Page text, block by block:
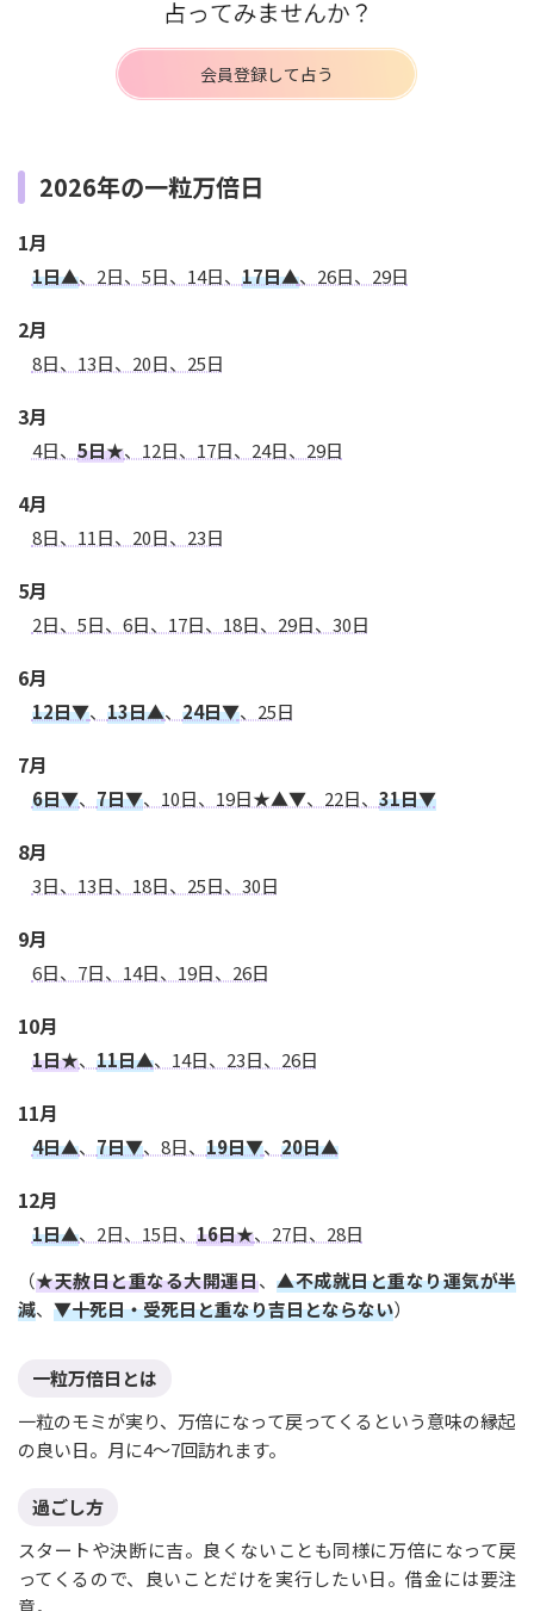
会員登録して占う
2026年の一粒万倍日
1月
1日▲、2日、5日、14日、 17日▲、26日、29日
2月
8日、13日、20日、25日
3月
4日、 5日★、12日、17日、24日、29日
4月
8日、11日、20日、23日
5月
2日、5日、6日、17日、18日、29日、30日
6月
12日▼、 13日▲、 24日▼、25日
7月
6日▼、 7日▼、10日、19日★▲▼、22日、 31日▼
8月
3日、13日、18日、25日、30日
9月
6日、7日、14日、19日、26日
10月
1日★、 11日▲、14日、23日、26日
11月
4日▲、 7日▼、8日、 19日▼、 20日▲
12月
1日▲、2日、15日、 16日★、27日、28日
（★天赦日と重なる大開運日、▲不成就日と重なり運気が半
減、 ▼十死日・受死日と重なり吉日とならない）
一粒万倍日とは
一粒のモミが実り、万倍になって戻ってくるという意味の縁起
の良い日。月に4〜7回訪れます。
過ごし方
スタートや決断に吉。良くないことも同様に万倍になって戻
ってくるので、良いことだけを実行したい日。借金には要注